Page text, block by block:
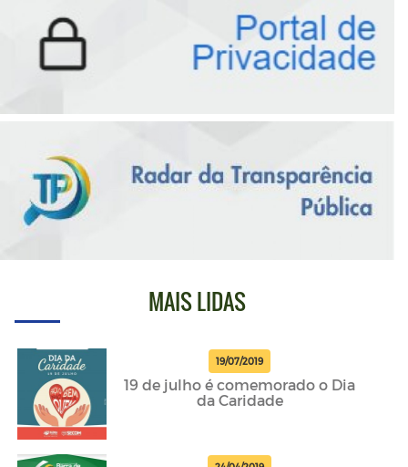
MAIS LIDAS
19/07/2019
19 de julho é comemorado o Dia
da Caridade